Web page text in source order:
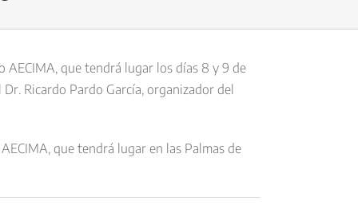
AECIMA, que tendrá lugar los días 8 y 9 de
Ricardo Pardo García, organizador del
que tendrá lugar en las Palmas de